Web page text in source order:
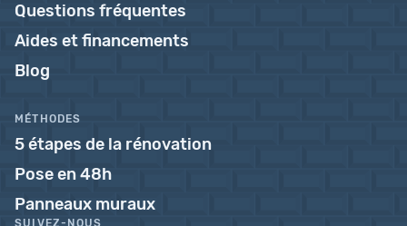
Questions fréquentes
Aides et financements
Blog
MÉTHODES
5 étapes de la rénovation
Pose en 48h
Panneaux muraux
SUIVEZ-NOUS